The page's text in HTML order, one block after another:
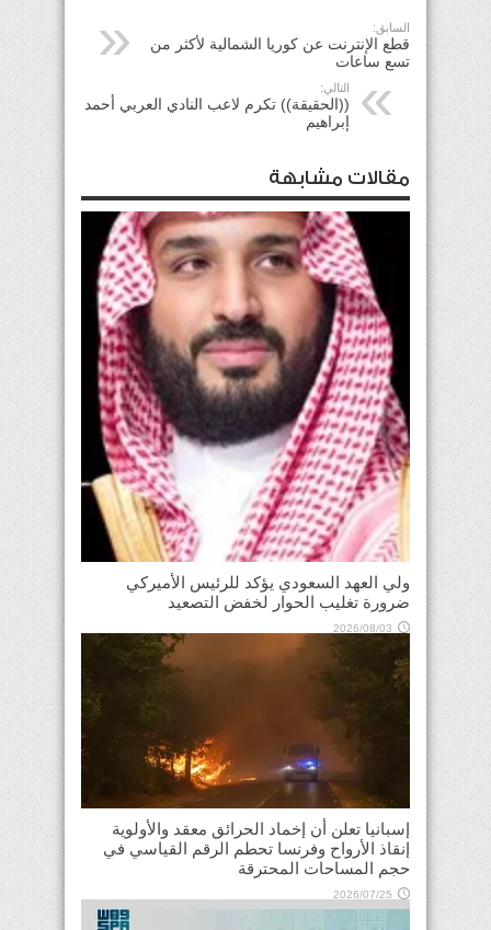
السابق:
قطع الإنترنت عن كوريا الشمالية لأكثر من
تسع ساعات
التالي:
((الحقيقة)) تكرم لاعب النادي العربي أحمد
إبراهيم
مقالات مشابهة
ولي العهد السعودي يؤكد للرئيس الأميركي
ضرورة تغليب الحوار لخفض التصعيد
2026/08/03
إسبانيا تعلن أن إخماد الحرائق معقد والأولوية
إنقاذ الأرواح وفرنسا تحطم الرقم القياسي في
حجم المساحات المحترقة
2026/07/25